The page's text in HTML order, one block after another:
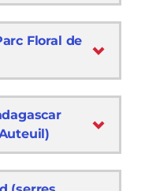
Floral de